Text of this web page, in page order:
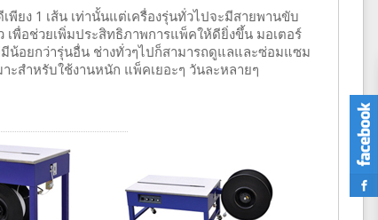
ยง 1 เส้น เท่านั้นแต่เครื่องรุ่นทั่วไปจะมีสายพานขับ
เพื่อช่วยเพิ่มประสิทธิภาพการแพ็คให้ดียิ่งขึ้น มอเตอร์
น้อยกว่ารุ่นอื่น ช่างทั่วๆไปก็สามารถดูแลและซ่อมแซม
ะสำหรับใช้งานหนัก แพ็คเยอะๆ วันละหลายๆ